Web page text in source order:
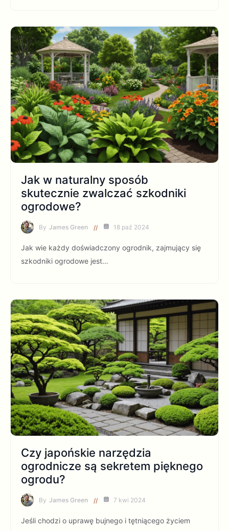
Jak w naturalny sposób
skutecznie zwalczać szkodniki
ogrodowe?
By James Green 18 paź 2024
Jak wie każdy doświadczony ogrodnik, zajmujący się
szkodniki ogrodowe jest…
Czy japońskie narzędzia
ogrodnicze są sekretem pięknego
ogrodu?
By James Green 7 kwi 2024
Jeśli chodzi o uprawę bujnego i tętniącego życiem